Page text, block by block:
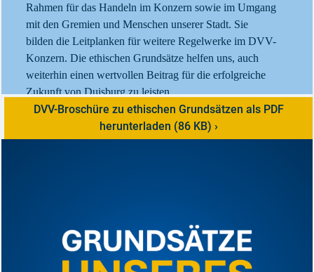
Rahmen für das Handeln im Konzern sowie im Umgang
mit den Gremien und Menschen unserer Stadt. Sie
bilden die Leitplanken für weitere Regelwerke im DVV-
Konzern. Die ethischen Grundsätze helfen uns, auch
weiterhin einen wertvollen Beitrag für die erfolgreiche
Zukunft von Duisburg zu leisten.
DVV-Broschüre zu ethischen Grundsätzen als PDF
herunterladen (86 KB)